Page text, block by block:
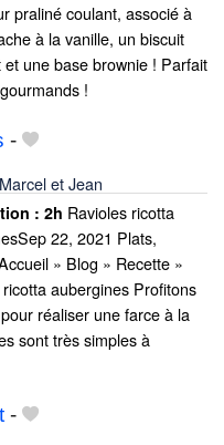
praliné coulant, associé à
à la vanille, un biscuit
et une base brownie ! Parfait
!
-
et Jean
: 2h Ravioles ricotta
22, 2021 Plats,
» Blog » Recette »
aubergines Profitons
réaliser une farce à la
sont très simples à
-